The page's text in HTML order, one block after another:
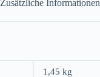
Zusätzliche Informationen
1,45 kg